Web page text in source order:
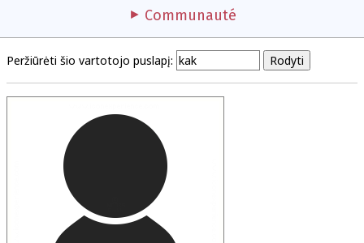
Communauté
Peržiūrėti šio vartotojo puslapį: